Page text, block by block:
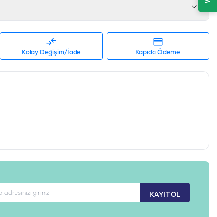
Yüksek nem içeriği sayesinde idrar yolları sağlığını
katkı sağlar.
eti %28, tavuk eti %20, tapioka nişastası, tavuk yağı, taurin, guar
Kolay Değişim/İade Kapıda Ödeme
KAYIT OL